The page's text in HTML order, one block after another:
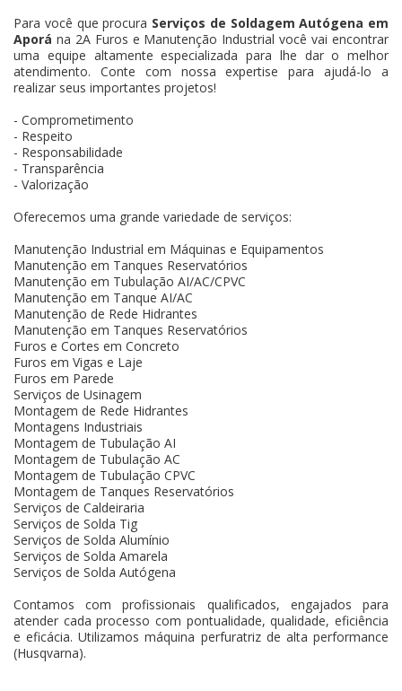
Para você que procura Serviços de Soldagem Autógena em
Aporá na 2A Furos e Manutenção Industrial você vai encontrar
uma equipe altamente especializada para lhe dar o melhor
atendimento. Conte com nossa expertise para ajudá-lo a
realizar seus importantes projetos!
- Comprometimento
- Respeito
- Responsabilidade
- Transparência
- Valorização
Oferecemos uma grande variedade de serviços:
Manutenção Industrial em Máquinas e Equipamentos
Manutenção em Tanques Reservatórios
Manutenção em Tubulação AI/AC/CPVC
Manutenção em Tanque AI/AC
Manutenção de Rede Hidrantes
Manutenção em Tanques Reservatórios
Furos e Cortes em Concreto
Furos em Vigas e Laje
Furos em Parede
Serviços de Usinagem
Montagem de Rede Hidrantes
Montagens Industriais
Montagem de Tubulação AI
Montagem de Tubulação AC
Montagem de Tubulação CPVC
Montagem de Tanques Reservatórios
Serviços de Caldeiraria
Serviços de Solda Tig
Serviços de Solda Alumínio
Serviços de Solda Amarela
Serviços de Solda Autógena
Contamos com profissionais qualificados, engajados para
atender cada processo com pontualidade, qualidade, eficiência
e eficácia. Utilizamos máquina perfuratriz de alta performance
(Husqvarna).